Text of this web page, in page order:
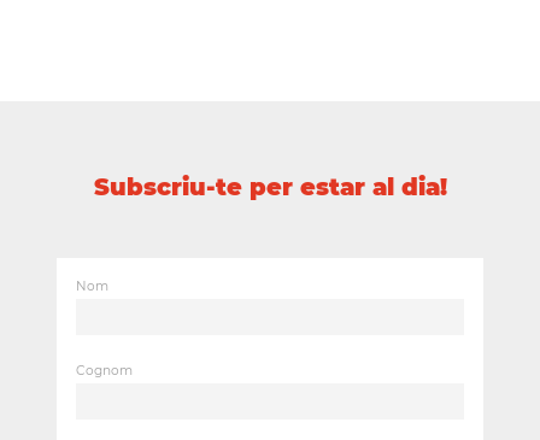
Subscriu-te per estar al dia!
Nom
Cognom